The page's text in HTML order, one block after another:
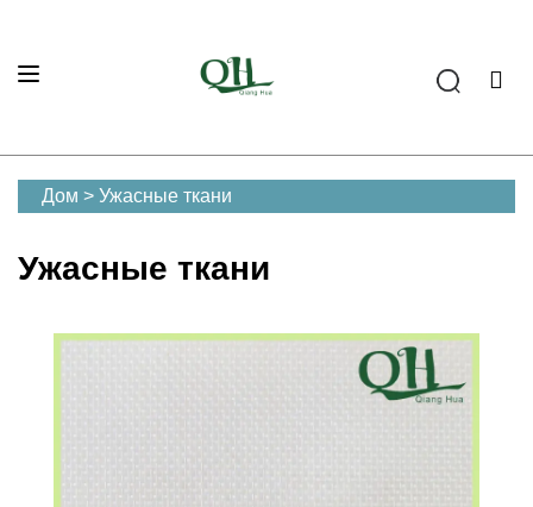
Дом > Ужасные ткани
Ужасные ткани